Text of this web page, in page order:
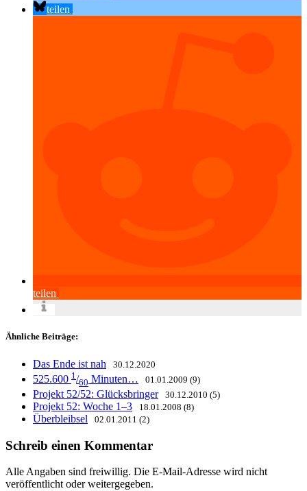
teilen
teilen
Ähnliche Beiträge:
Das Ende ist nah 30.12.2020
525.600 1 /60 Minuten… 01.01.2009 (9)
Projekt 52/52: Glücksbringer 30.12.2010 (5)
Projekt 52: Woche 1–3 18.01.2008 (8)
Überbleibsel 02.01.2011 (2)
Schreib einen Kommentar
Alle Angaben sind freiwillig. Die E-Mail-Adresse wird nicht
veröffentlicht oder weitergegeben.